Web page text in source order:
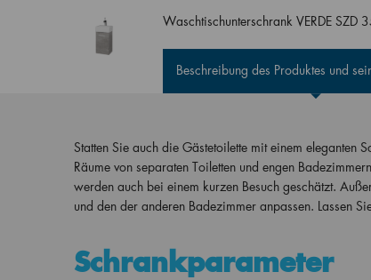
Waschtischunterschrank VERDE SZD
Beschreibung des Produktes und
Statten Sie auch die Gästetoilette mit einem eleganten
Räume von separaten Toiletten und engen
werden auch bei einem kurzen Besuch geschätzt.
und den der anderen Badezimmer anpassen. Lassen
Schrankparameter